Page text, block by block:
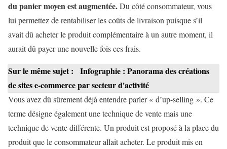
du panier moyen est augmentée.Du côté consommateur, vous
lui permettez de rentabiliser les coûts de livraison puisque s’il
avait dû acheter le produit complémentaire à un autre moment, il
aurait dû payer une nouvelle fois ces frais.
Sur le même sujet :
Infographie : Panorama des créations
de sites e-commerce par secteur d'activité
Vous avez dû sûrement déjà entendre parler « d’up-selling ». Ce
terme désigne également une technique de vente mais une
technique de vente différente. Un produit est proposé à la place du
produit que le consommateur allait acheter. Le produit mis en